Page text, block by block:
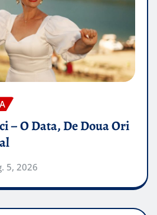
– O Data, De Doua Ori
5, 2026